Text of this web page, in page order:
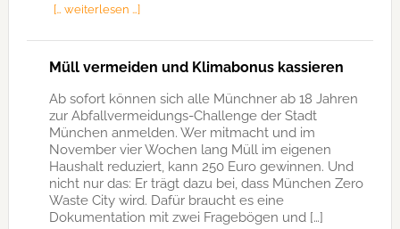
[… weiterlesen …]
Müll vermeiden und Klimabonus kassieren
Ab sofort können sich alle Münchner ab 18 Jahren
zur Abfallvermeidungs-Challenge der Stadt
München anmelden. Wer mitmacht und im
November vier Wochen lang Müll im eigenen
Haushalt reduziert, kann 250 Euro gewinnen. Und
nicht nur das: Er trägt dazu bei, dass München Zero
Waste City wird. Dafür braucht es eine
Dokumentation mit zwei Fragebögen und […]